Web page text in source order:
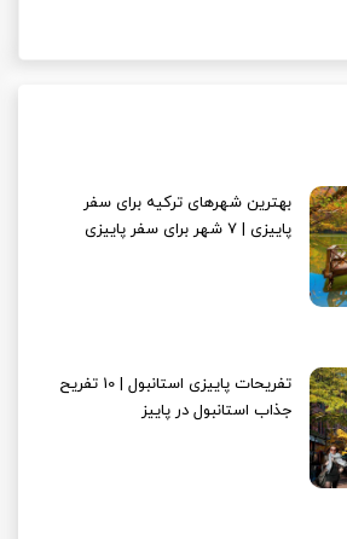
بهترین شهرهای ترکیه برای سفر
پاییزی | 7 شهر برای سفر پاییزی
تفریحات پاییزی استانبول | 10 تفریح
جذاب استانبول در پاییز